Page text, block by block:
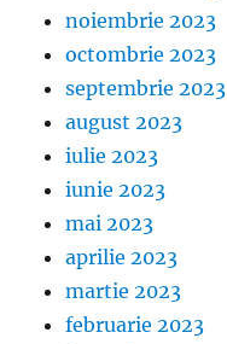
noiembrie 2023
octombrie 2023
septembrie 2023
august 2023
iulie 2023
iunie 2023
mai 2023
aprilie 2023
martie 2023
februarie 2023